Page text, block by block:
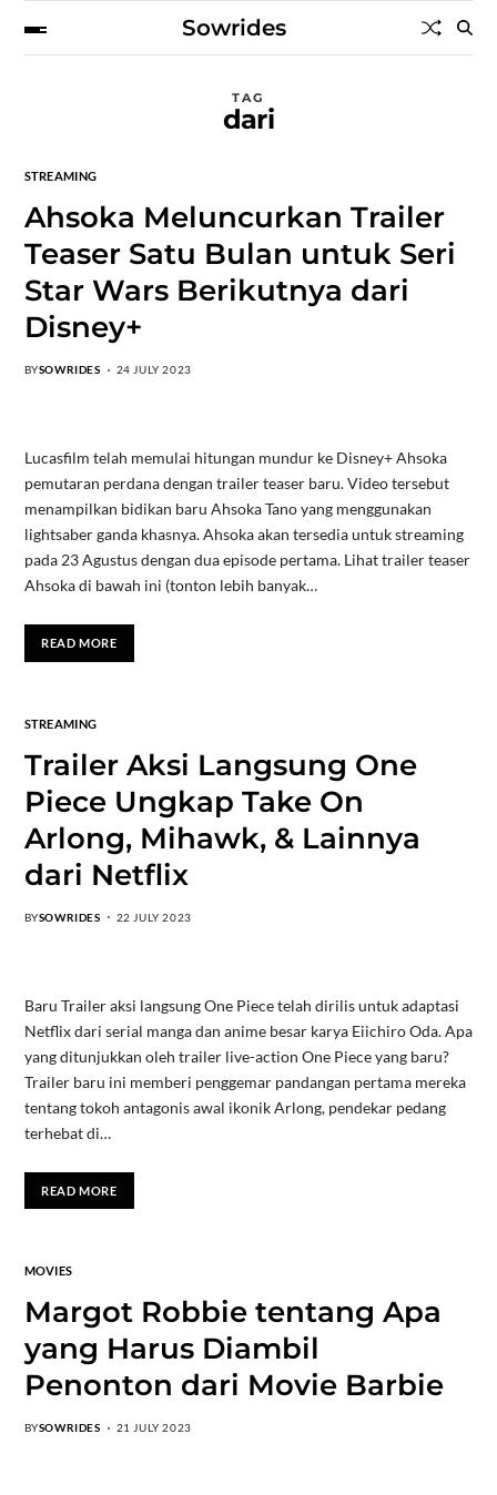
Sowrides
TAG
dari
STREAMING
Ahsoka Meluncurkan Trailer
Teaser Satu Bulan untuk Seri
Star Wars Berikutnya dari
Disney+
BYSOWRIDES 24 JULY 2023
Lucasfilm telah memulai hitungan mundur ke Disney+ Ahsoka
pemutaran perdana dengan trailer teaser baru. Video tersebut
menampilkan bidikan baru Ahsoka Tano yang menggunakan
lightsaber ganda khasnya. Ahsoka akan tersedia untuk streaming
pada 23 Agustus dengan dua episode pertama. Lihat trailer teaser
Ahsoka di bawah ini (tonton lebih banyak…
READ MORE
STREAMING
Trailer Aksi Langsung One
Piece Ungkap Take On
Arlong, Mihawk, & Lainnya
dari Netflix
BYSOWRIDES 22 JULY 2023
Baru Trailer aksi langsung One Piece telah dirilis untuk adaptasi
Netflix dari serial manga dan anime besar karya Eiichiro Oda. Apa
yang ditunjukkan oleh trailer live-action One Piece yang baru?
Trailer baru ini memberi penggemar pandangan pertama mereka
tentang tokoh antagonis awal ikonik Arlong, pendekar pedang
terhebat di…
READ MORE
MOVIES
Margot Robbie tentang Apa
yang Harus Diambil
Penonton dari Movie Barbie
BYSOWRIDES 21 JULY 2023